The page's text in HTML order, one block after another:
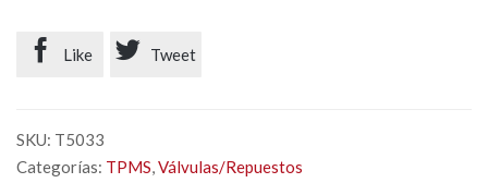
 Like  Tweet
SKU: T5033
Categorías: TPMS,Válvulas/Repuestos